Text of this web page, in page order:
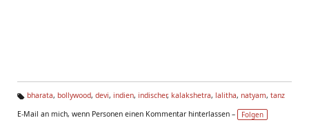
g
bharata, bollywood, devi, indien, indischer, kalakshetra, lalitha, natyam, tanz
E-Mail an mich, wenn Personen einen Kommentar hinterlassen –
Folgen